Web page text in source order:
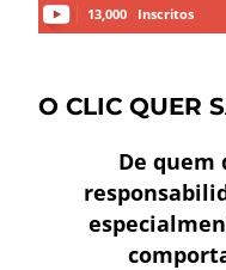
13,000 Inscritos
O CLIC QUER
De quem